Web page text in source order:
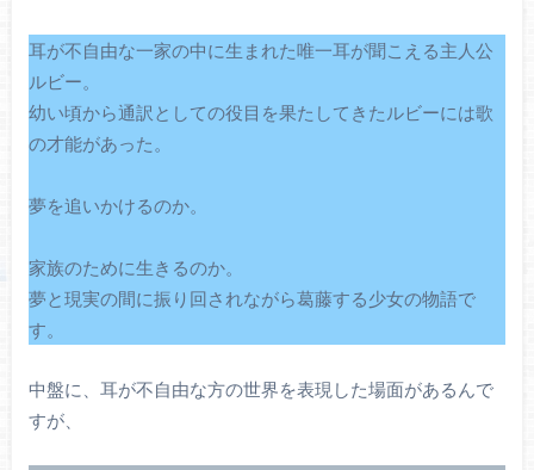
耳が不自由な一家の中に生まれた唯一耳が聞こえる主人公
ルビー。
幼い頃から通訳としての役目を果たしてきたルビーには歌
の才能があった。
夢を追いかけるのか。
家族のために生きるのか。
夢と現実の間に振り回されながら葛藤する少女の物語で
す。
中盤に、耳が不自由な方の世界を表現した場面があるんで
すが、